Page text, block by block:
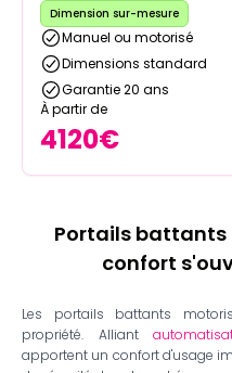
Dimension sur-mesure
Manuel ou motorisé
Dimensions standard
Garantie 20 ans
À partir de
4120€
Portails battants
confort
Les portails battants
propriété. Alliant
apportent un confort d'usage